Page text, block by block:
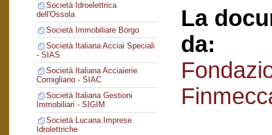
Società Idroelettrica
dell'Ossola
Società Immobiliare Borgo
Società Italiana Acciai Speciali
- SIAS
Società Italiana Acciaierie
Cornigliano - SIAC
Società Italiana Gestioni
Immobiliari - SIGIM
Società Lucana Imprese
Idrolettriche
La
da: